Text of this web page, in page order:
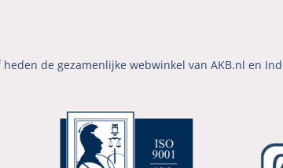
de gezamenlijke webwinkel van AKB.nl en